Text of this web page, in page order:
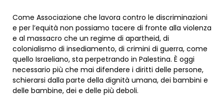
Come Associazione che lavora contro le discriminazioni
e per l’equità non possiamo tacere di fronte alla violenza
e al massacro che un regime di apartheid, di
colonialismo di insediamento, di crimini di guerra, come
quello Israeliano, sta perpetrando in Palestina. È oggi
necessario più che mai difendere i diritti delle persone,
schierarsi dalla parte della dignità umana, dei bambini e
delle bambine, dei e delle più deboli.